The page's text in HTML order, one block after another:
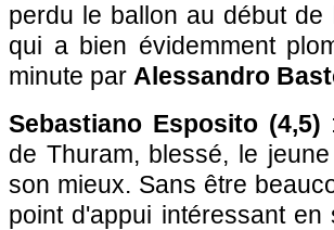
perdu le ballon au début
qui a bien évidemment
minute par Alessandro
Sebastiano Esposito (4,5)
de Thuram, blessé, le
son mieux. Sans être
point d'appui intéressant